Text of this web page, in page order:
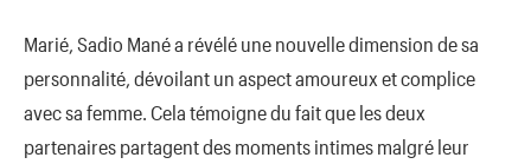
Marié, Sadio Mané a révélé une nouvelle dimension de sa
personnalité, dévoilant un aspect amoureux et complice
avec sa femme. Cela témoigne du fait que les deux
partenaires partagent des moments intimes malgré leur